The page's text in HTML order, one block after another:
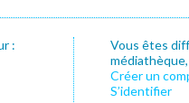
:
Vous êtes
Créer un
S’identifier